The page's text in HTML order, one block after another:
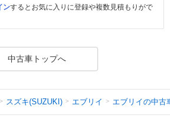
ンするとお気に入りに登録や複数見積もりがで
中古車トップへ
スズキ(SUZUKI) エブリイ エブリイの中古